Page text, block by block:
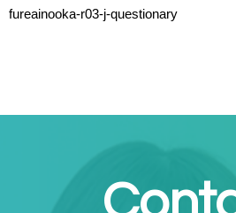
fureainooka-r03-j-questionary